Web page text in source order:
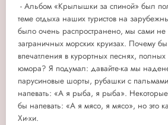
- Альбом «Крылышки за спиной» был
теме отдыха наших туристов на
было очень распространено, мы сами не
заграничных морских круизах. Почему
впечатления в курортных песнях,
юмора? Я подумал: давайте-ка мы
парусиновые шорты, рубашки с пальмами
напевать: «А я рыба, я рыба».
бы напевать: «А я мясо, я мясо», но это
Хи-хи.